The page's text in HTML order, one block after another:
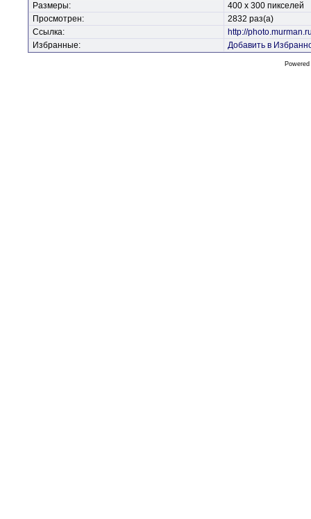
Размеры:
400 x 300 пикселей
Просмотрен:
2832 раз(а)
Ссылка:
http://
Избранные:
Добавить в